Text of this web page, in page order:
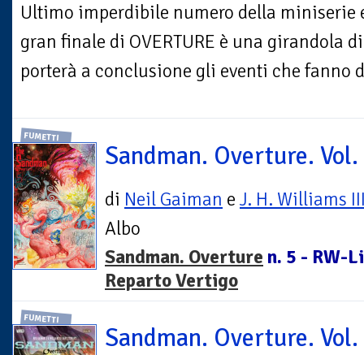
Ultimo imperdibile numero della
gran finale di OVERTURE è una girandola
porterà a conclusione gli eventi che fanno
FUMETTI
Sandman. Overture.
di Neil Gaiman e J. H. Williams
Albo
Sandman. Overture n. 5 - RW-
Reparto Vertigo
FUMETTI
Sandman. Overture.